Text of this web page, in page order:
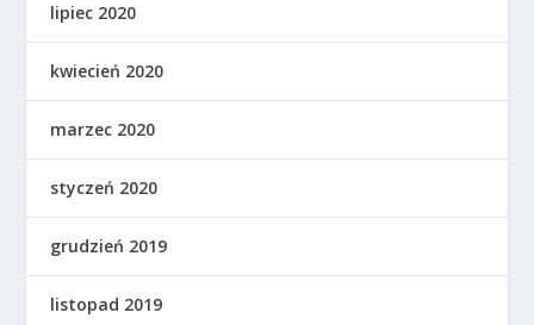
lipiec 2020
kwiecień 2020
marzec 2020
styczeń 2020
grudzień 2019
listopad 2019